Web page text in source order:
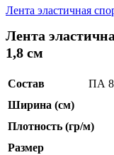
Лента эластичная
Лента
1,8 см
Состав
ПА
Ширина (см)
Плотность (гр/м)
Размер